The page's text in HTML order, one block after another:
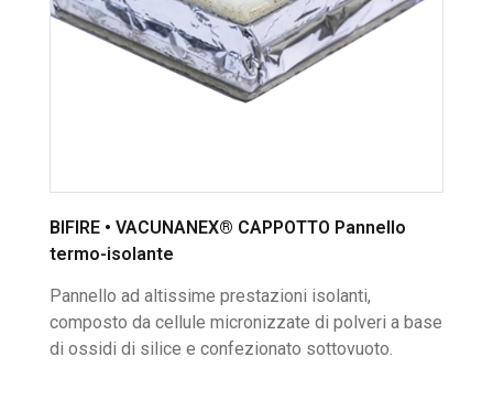
BIFIRE • VACUNANEX® CAPPOTTO Pannello
termo-isolante
Pannello ad altissime prestazioni isolanti,
composto da cellule micronizzate di polveri a base
di ossidi di silice e confezionato sottovuoto.